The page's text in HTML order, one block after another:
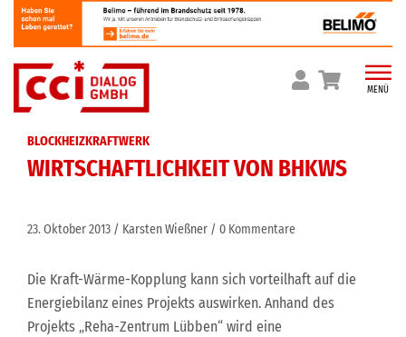
Skip
to
content
MENÜ
BLOCKHEIZKRAFTWERK
WIRTSCHAFTLICHKEIT VON BHKWS
23. Oktober 2013 Karsten Wießner 0 Kommentare
Die Kraft-Wärme-Kopplung kann sich vorteilhaft auf die
Energiebilanz eines Projekts auswirken. Anhand des
Projekts „Reha-Zentrum Lübben“ wird eine